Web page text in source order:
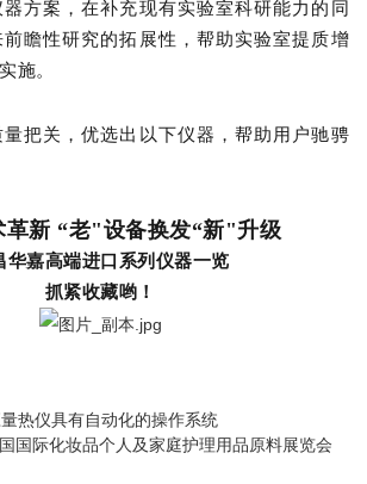
方案，在补充现有实验室科研能力的同
瞻性研究的拓展性，帮助实验室提质增
施。
把关，优选出以下仪器，帮助用户驰骋
革新 “老"设备换发“新"升级
华嘉高端进口系列仪器一览
抓紧收藏哟！
热仪具有自动化的操作系统
国际化妆品个人及家庭护理用品原料展览会